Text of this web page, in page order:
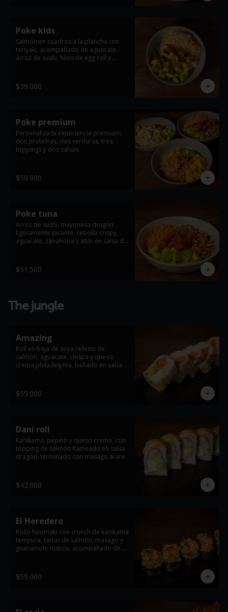
Poke kids
Salmón en cuadros a la plancha con
teriyaki, acompañado de aguacate,
arroz de sushi, hilos de egg roll y
$39.000
Poke premium
Personaliza tu experiencia premium:
dos proteínas, dos verduras, tres
toppings y dos salsas.
$50.900
Poke tuna
Arroz de sushi, mayonesa dragón
ligeramente picante, cebolla crispy,
aguacate, zanahoria y atún en salsa de
$51.500
The jungle
Amazing
Roll en hoja de soya relleno de
salmón, aguacate, chispa y queso
crema philadelphia, bañado en salsa
$55.000
Dani roll
Kanikama, pepino y queso crema, con
topping de salmón flameado en salsa
dragón, terminado con masago arare.
$42.000
El Heredero
Rollo futomaki con crunch de kanikama
tempura, tartar de salmón, masago y
guacamole rústico, acompañado de
$59.000